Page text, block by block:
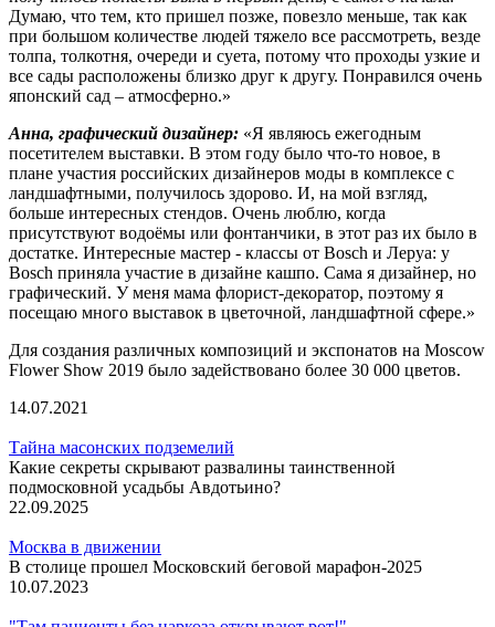
Думаю, что тем, кто пришел позже, повезло меньше, так как
при большом количестве людей тяжело все рассмотреть, везде
толпа, толкотня, очереди и суета, потому что проходы узкие и
все сады расположены близко друг к другу. Понравился очень
японский сад – атмосферно.»
Анна, графический дизайнер: «Я являюсь ежегодным
посетителем выставки. В этом году было что-то новое, в
плане участия российских дизайнеров моды в комплексе с
ландшафтными, получилось здорово. И, на мой взгляд,
больше интересных стендов. Очень люблю, когда
присутствуют водоёмы или фонтанчики, в этот раз их было в
достатке. Интересные мастер - классы от Bosch и Леруа: у
Bosch приняла участие в дизайне кашпо. Сама я дизайнер, но
графический. У меня мама флорист-декоратор, поэтому я
посещаю много выставок в цветочной, ландшафтной сфере.»
Для создания различных композиций и экспонатов на Moscow
Flower Show 2019 было задействовано более 30 000 цветов.
14.07.2021
Тайна масонских подземелий
Какие секреты скрывают развалины таинственной
подмосковной усадьбы Авдотьино?
22.09.2025
Москва в движении
В столице прошел Московский беговой марафон-2025
10.07.2023